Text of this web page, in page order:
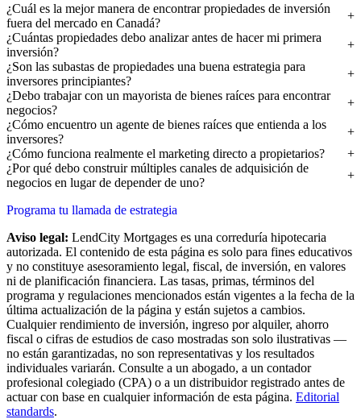
¿Cuál es la mejor manera de encontrar propiedades de inversión
fuera del mercado en Canadá?
¿Cuántas propiedades debo analizar antes de hacer mi primera
inversión?
¿Son las subastas de propiedades una buena estrategia para
inversores principiantes?
¿Debo trabajar con un mayorista de bienes raíces para encontrar
negocios?
¿Cómo encuentro un agente de bienes raíces que entienda a los
inversores?
¿Cómo funciona realmente el marketing directo a propietarios?
¿Por qué debo construir múltiples canales de adquisición de
negocios en lugar de depender de uno?
Programa tu llamada de estrategia
Aviso legal: LendCity Mortgages es una correduría hipotecaria
autorizada. El contenido de esta página es solo para fines educativos
y no constituye asesoramiento legal, fiscal, de inversión, en valores
ni de planificación financiera. Las tasas, primas, términos del
programa y regulaciones mencionados están vigentes a la fecha de la
última actualización de la página y están sujetos a cambios.
Cualquier rendimiento de inversión, ingreso por alquiler, ahorro
fiscal o cifras de estudios de caso mostradas son solo ilustrativas —
no están garantizadas, no son representativas y los resultados
individuales variarán. Consulte a un abogado, a un contador
profesional colegiado (CPA) o a un distribuidor registrado antes de
actuar con base en cualquier información de esta página. Editorial
standards.